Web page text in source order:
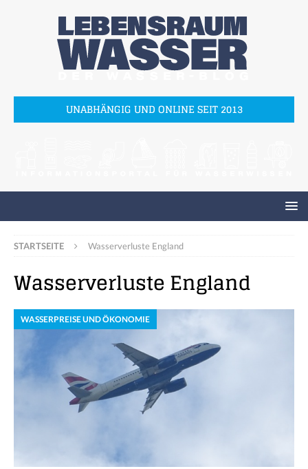
UNABHÄNGIG UND ONLINE SEIT 2013
STARTSEITE Wasserverluste England
Wasserverluste England
WASSERPREISE UND ÖKONOMIE